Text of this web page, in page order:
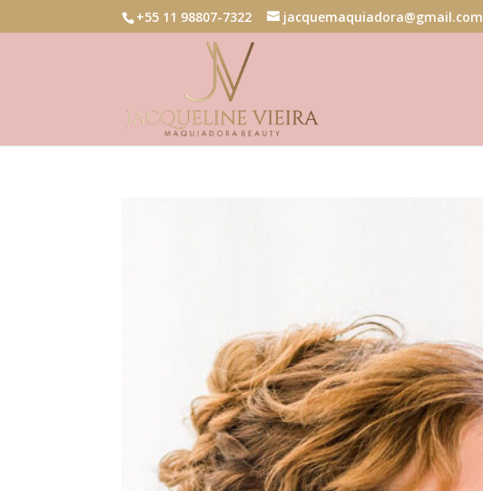
+55 11 98807-7322 jacquemaquiadora@gmail.com